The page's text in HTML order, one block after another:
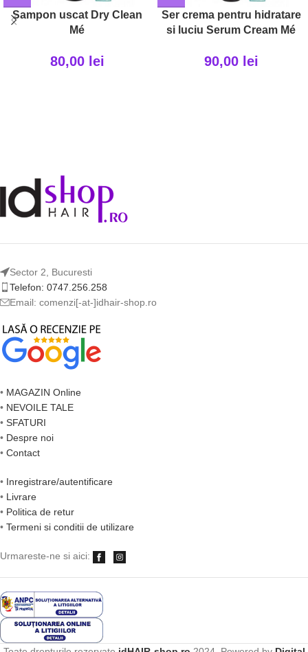
Sampon uscat Dry Clean
Mé
80,00 lei
Ser crema pentru hidratare
si luciu Serum Cream Mé
90,00 lei
Sector 2, Bucuresti
Telefon: 0747.256.258
Email: comenzi[-at-]idhair-shop.ro
• MAGAZIN Online
• NEVOILE TALE
• SFATURI
• Despre noi
• Contact
• Inregistrare/autentificare
• Livrare
• Politica de retur
• Termeni si conditii de utilizare
Urmareste-ne si aici: